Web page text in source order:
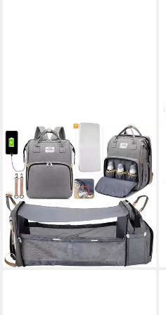
TOOMOKE
Wickelrucksack Baby
Wickelrucksack, Wickeltasche
Multifunktions Reise Rucksack
29,99 € UVP 70,99 €
-58%
lieferbar - in 3-4 Werktagen bei dir